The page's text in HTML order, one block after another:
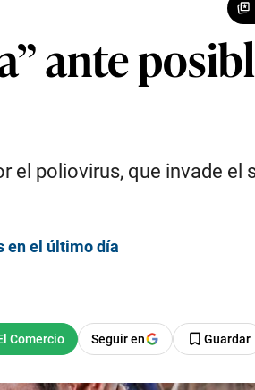
ante
poliovirus, que invade el
en el último día
Seguir en Guardar